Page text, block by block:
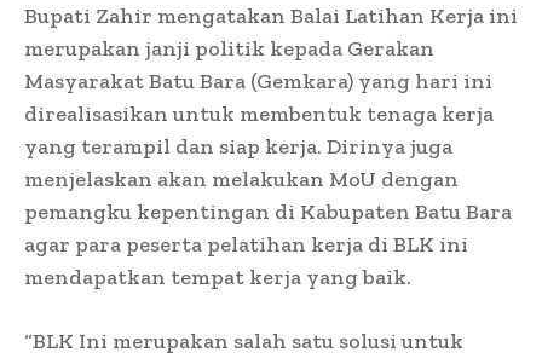
Bupati Zahir mengatakan Balai Latihan Kerja ini
merupakan janji politik kepada Gerakan
Masyarakat Batu Bara (Gemkara) yang hari ini
direalisasikan untuk membentuk tenaga kerja
yang terampil dan siap kerja. Dirinya juga
menjelaskan akan melakukan MoU dengan
pemangku kepentingan di Kabupaten Batu Bara
agar para peserta pelatihan kerja di BLK ini
mendapatkan tempat kerja yang baik.
“BLK Ini merupakan salah satu solusi untuk